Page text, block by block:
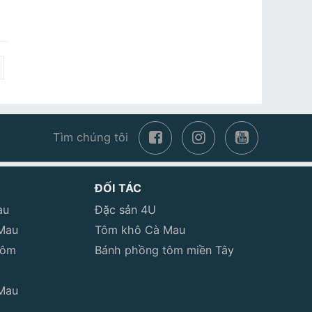
Tìm chúng tôi
ĐỐI TÁC
Đặc sản 4U
Tôm khô Cà Mau
Bánh phồng tôm miền Tây